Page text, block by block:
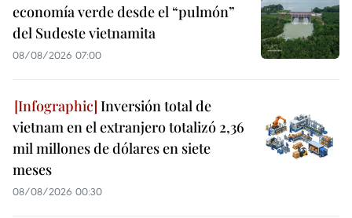
economía verde desde el “pulmón”
del Sudeste vietnamita
08/08/2026 07:00
Inversión total de
vietnam en el extranjero totalizó 2,36
mil millones de dólares en siete
meses
08/08/2026 00:30